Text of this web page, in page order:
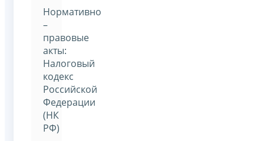
Нормативно
–
правовые
акты:
Налоговый
кодекс
Российской
Федерации
(НК
РФ)